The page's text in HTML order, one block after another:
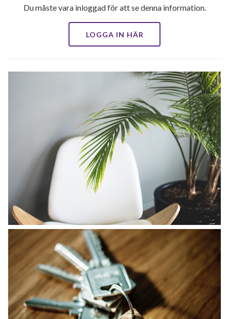
Du måste vara inloggad för att se denna information.
LOGGA IN HÄR